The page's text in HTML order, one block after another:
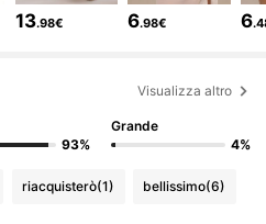
13.98€ 6.98€ 6
Visualizza altro
93%
Grande
4%
riacquisterò(1) bellissimo(6)